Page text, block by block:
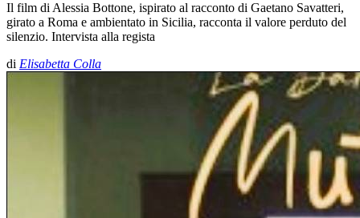
Il film di Alessia Bottone, ispirato al racconto di Gaetano Savatteri,
girato a Roma e ambientato in Sicilia, racconta il valore perduto del
silenzio. Intervista alla regista
di Elisabetta Colla